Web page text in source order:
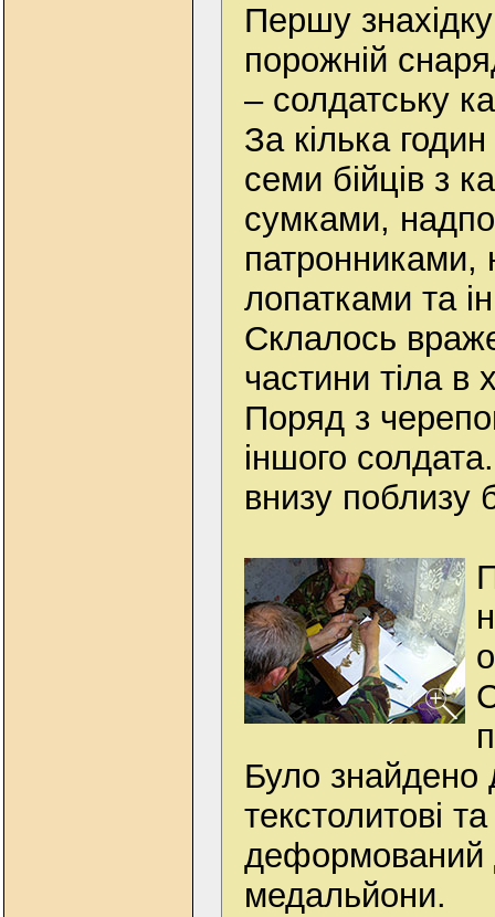
Першу
порожній
– солдатську
За кілька
семи бійців з
сумками,
патронниками,
лопатками та
Склалось
частини тіла в
Поряд з
іншого
внизу поблизу
Було знайдено
текстолитові
деформований
медальйони.